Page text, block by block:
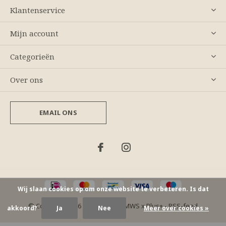
Klantenservice
Mijn account
Categorieën
Over ons
EMAIL ONS
© Copyright 2026 - Theme By DMWS xPlus+-RSS-feed
Wij slaan cookies op om onze website te verbeteren. Is dat
akkoord? Ja Nee Meer over cookies »